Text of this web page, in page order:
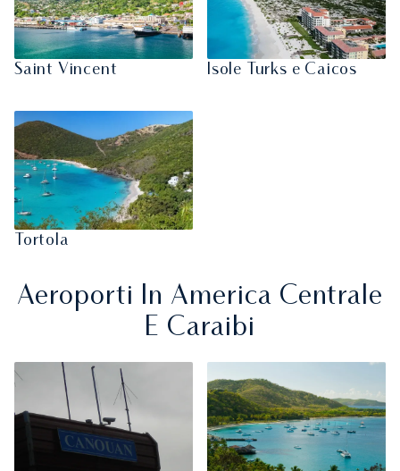
Saint Vincent Isole Turks e Caicos
Tortola
Aeroporti In America Centrale
E Caraibi